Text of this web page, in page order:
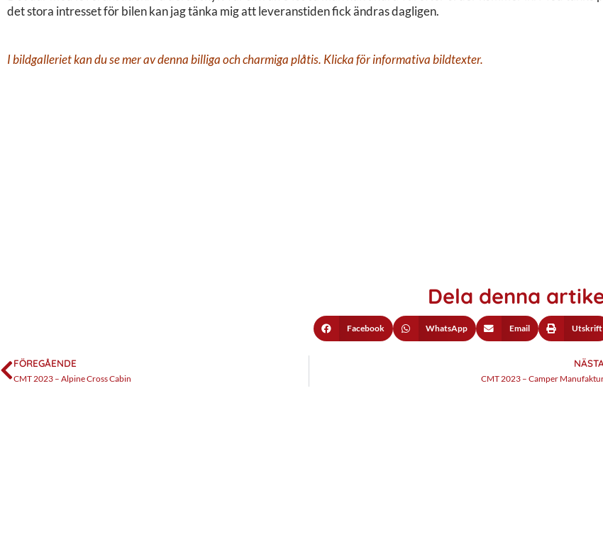
det stora intresset för bilen kan jag tänka mig att leveranstiden fick ändras dagligen.
I bildgalleriet kan du se mer av denna billiga och charmiga plåtis. Klicka för informativa bildtexter.
Dela denna
Facebook WhatsApp Email Utskrift
FÖREGÅENDE
CMT 2023 – Alpine Cross Cabin CMT 2023 – Camper